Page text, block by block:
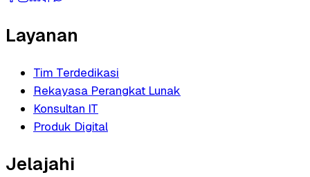
Layanan
Tim Terdedikasi
Rekayasa Perangkat Lunak
Konsultan IT
Produk Digital
Jelajahi